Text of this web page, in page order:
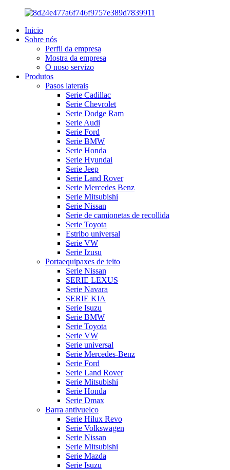
Inicio
Sobre nós
Perfil da empresa
Mostra da empresa
O noso servizo
Produtos
Pasos laterais
Serie Cadillac
Serie Chevrolet
Serie Dodge Ram
Serie Audi
Serie Ford
Serie BMW
Serie Honda
Serie Hyundai
Serie Jeep
Serie Land Rover
Serie Mercedes Benz
Serie Mitsubishi
Serie Nissan
Serie de camionetas de recollida
Serie Toyota
Estribo universal
Serie VW
Serie Izusu
Portaequipaxes de teito
Serie Nissan
SERIE LEXUS
Serie Navara
SERIE KIA
Serie Isuzu
Serie BMW
Serie Toyota
Serie VW
Serie universal
Serie Mercedes-Benz
Serie Ford
Serie Land Rover
Serie Mitsubishi
Serie Honda
Serie Dmax
Barra antivuelco
Serie Hilux Revo
Serie Volkswagen
Serie Nissan
Serie Mitsubishi
Serie Mazda
Serie Isuzu